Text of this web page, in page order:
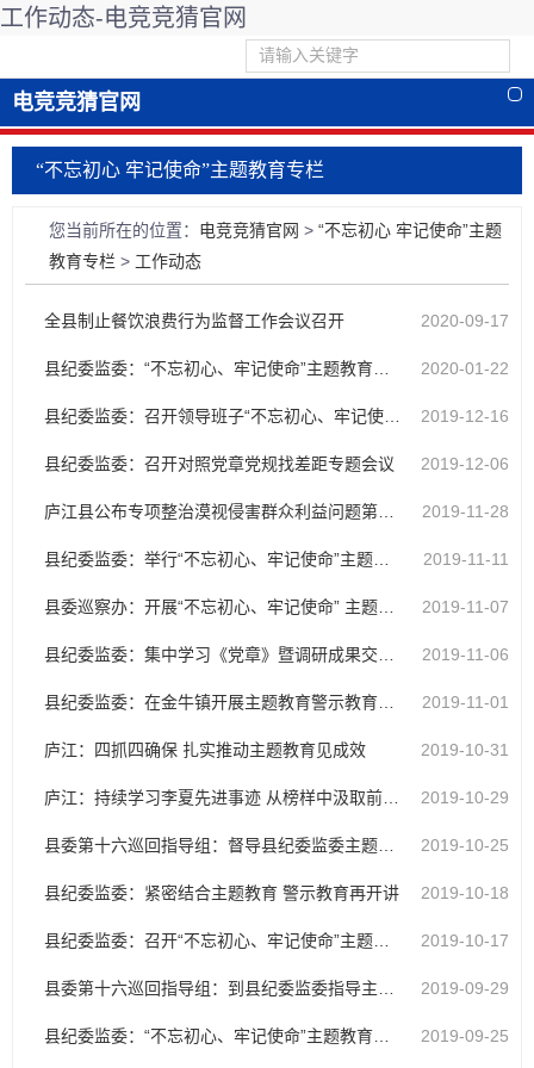
工作动态-电竞竞猜官网
电竞竞猜官网
“不忘初心 牢记使命”主题教育专栏
您当前所在的位置： 电竞竞猜官网 > “不忘初心 牢记使命”主题
教育专栏 > 工作动态
全县制止餐饮浪费行为监督工作会议召开 2020-09-17
2020-01-22
2019-12-16
县纪委监委：召开对照党章党规找差距专题会议 2019-12-06
2019-11-28
2019-11-11
2019-11-07
2019-11-06
2019-11-01
庐江：四抓四确保 扎实推动主题教育见成效 2019-10-31
2019-10-29
2019-10-25
县纪委监委：紧密结合主题教育 警示教育再开讲 2019-10-18
2019-10-17
2019-09-29
2019-09-25